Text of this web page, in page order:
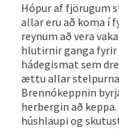
Hópur af fjörugum
allar eru að koma í
reynum að vera
hlutirnir ganga fyrir
hádegismat sem
ættu allar
Brennókeppnin
herbergin að
húshlaupi og